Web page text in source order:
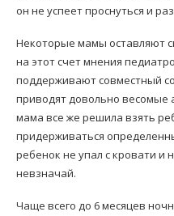
он не успеет проснуться и
Некоторые мамы оставляют
на этот счет мнения
поддерживают совместный
приводят довольно весомые
мама все же решила взять
придерживаться
ребенок не упал с кровати и
невзначай.
Чаще всего до 6 месяцев